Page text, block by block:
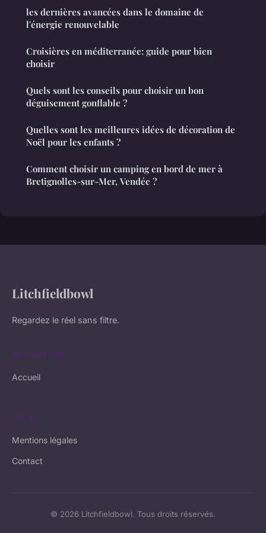
les dernières avancées dans le domaine de
l'énergie renouvelable
Croisières en méditerranée: guide pour bien
choisir
Quels sont les conseils pour choisir un bon
déguisement gonflable ?
Quelles sont les meilleures idées de décoration de
Noël pour les enfants ?
Comment choisir un camping en bord de mer à
Bretignolles-sur-Mer, Vendée ?
Litchfieldbowl
Regardez le réel sans filtre.
NAVIGATION
Accueil
LÉGAL
Mentions légales
Contact
© 2026 Litchfieldbowl. Tous droits réservés.